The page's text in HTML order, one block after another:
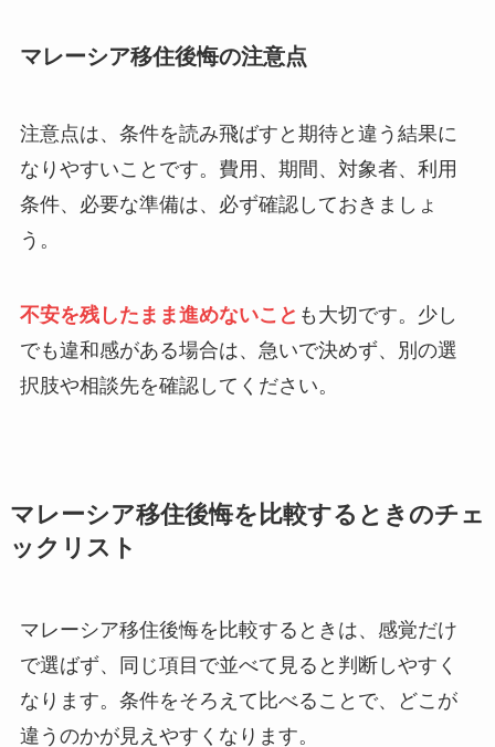
マレーシア移住後悔の注意点
注意点は、条件を読み飛ばすと期待と違う結果に
なりやすいことです。費用、期間、対象者、利用
条件、必要な準備は、必ず確認しておきましょ
う。
不安を残したまま進めないこと も大切です。少し
でも違和感がある場合は、急いで決めず、別の選
択肢や相談先を確認してください。
マレーシア移住後悔を比較するときのチェ
ックリスト
マレーシア移住後悔を比較するときは、感覚だけ
で選ばず、同じ項目で並べて見ると判断しやすく
なります。条件をそろえて比べることで、どこが
違うのかが見えやすくなります。